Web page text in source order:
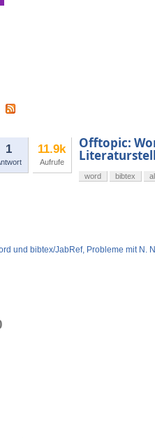
1 11.9k
Aufrufe
Offtopic:
word bibtex
und bibtex/JabRef, Probleme mit N.